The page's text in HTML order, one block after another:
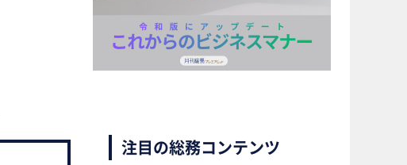
注目の総務コンテンツ